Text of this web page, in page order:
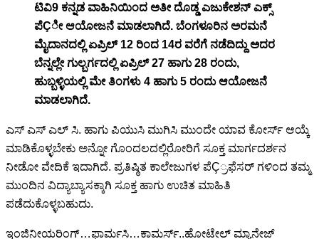
ಟಿವಿ9 ಕನ್ನಡ ವಾಹಿನಿಯಿಂದ ಅತೀ ದೊಡ್ಡ ಎಜುಕೇಶನ್ ಎಕ್ಸ್
ಪೆÇೀ ಆಯೋಜನೆ ಮಾಡಲಾಗಿದೆ. ಬೆಂಗಳೂರಿನ ಅರಮನೆ
ಮೈದಾನದಲ್ಲಿ ಏಪ್ರಿಲ್ 12 ರಿಂದ 14ರ ವರೆಗೆ ನಡೆದಿದ್ದು ಅದರ
ಬೆನ್ನಲ್ಲೇ ಗುಲ್ಬರ್ಗದಲ್ಲಿ ಏಪ್ರಿಲ್ 27 ಹಾಗು 28 ರಂದು,
ಹುಬ್ಬಳ್ಳಿಯಲ್ಲಿ ಮೇ ತಿಂಗಳು 4 ಹಾಗು 5 ರಂದು ಆಯೋಜನೆ
ಮಾಡಲಾಗಿದೆ.
ಎಸ್ ಎಸ್ ಎಲ್ ಸಿ. ಹಾಗು ಪಿಯುಸಿ ಮುಗಿಸಿ ಮುಂದೇ ಯಾವ ಕೋರ್ಸ್ ಆಯ್ಕೆ
ಮಾಡಿಕೊಳ್ಳಬೇಕು ಅನ್ನೋ ಗೊಂದಲದಲ್ಲಿರೋರಿಗೆ ಸೂಕ್ತ ಮಾರ್ಗದರ್ಶನ
ನೀಡೋ ವೇದಿಕೆ ಇದಾಗಿದೆ. ಪ್ರತಿಷ್ಠಿತ ಕಾಲೇಜುಗಳ ಪೆÇ್ರಫೆಸರ್ ಗಳಿಂದ ತಮ್ಮ
ಮುಂದಿನ ವಿದ್ಯಾಬ್ಯಾಸಕ್ಕಾಗಿ ಸೂಕ್ತ ಹಾಗು ಉಚಿತ ಮಾಹಿತಿ
ಪಡೆದುಕೊಳ್ಳಬಹುದು.
ಇಂಜಿನೀಯರಿಂಗ್…ಫಾರ್ಮಸಿ…ಕಾಮರ್ಸ್..ಹೋಟೇಲ್ ಮ್ಯಾನೇಜ್